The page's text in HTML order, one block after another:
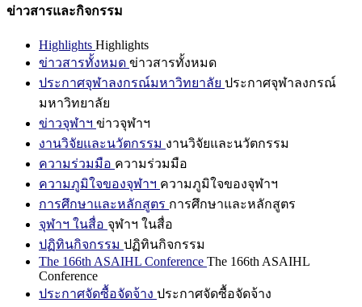
ข่าวสารและกิจกรรม
Highlights Highlights
ข่าวสารทั้งหมด ข่าวสารทั้งหมด
ประกาศจุฬาลงกรณ์มหาวิทยาลัย ประกาศจุฬาลงกรณ์
มหาวิทยาลัย
ข่าวจุฬาฯ ข่าวจุฬาฯ
งานวิจัยและนวัตกรรม งานวิจัยและนวัตกรรม
ความร่วมมือ ความร่วมมือ
ความภูมิใจของจุฬาฯ ความภูมิใจของจุฬาฯ
การศึกษาและหลักสูตร การศึกษาและหลักสูตร
จุฬาฯ ในสื่อ จุฬาฯ ในสื่อ
ปฏิทินกิจกรรม ปฏิทินกิจกรรม
The 166th ASAIHL Conference The 166th ASAIHL
Conference
ประกาศจัดซื้อจัดจ้าง ประกาศจัดซื้อจัดจ้าง